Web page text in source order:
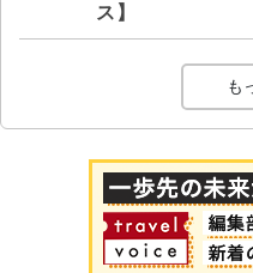
ス】
も